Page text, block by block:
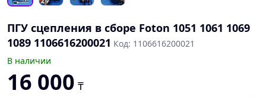
ПГУ сцепления в сборе Foton 1051 1061 1069
1089 1106616200021 Код: 1106616200021
В наличии
16 000 ₸